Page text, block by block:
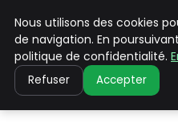
PILAT
Nous utilisons des cookies
de navigation. En
politique de confidentialité.
Refuser Accepter